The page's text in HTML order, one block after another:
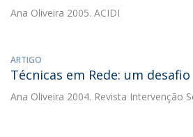
Ana Oliveira 2005. ACIDI
ARTIGO
Técnicas em Rede: um desafio
Ana Oliveira 2004. Revista Intervenção